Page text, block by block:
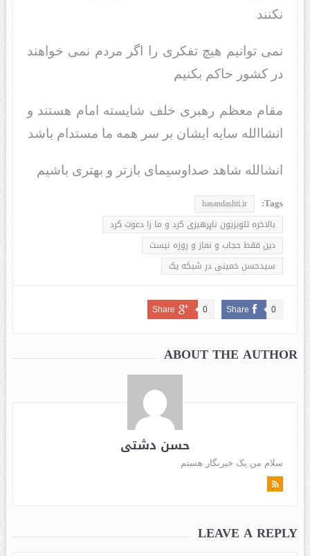
نکنند
نمی توانیم هیچ تفکری را اگر مردم نمی خواهند
در کشور حاکم بکنیم
مقام معظم رهبری خلف شایسته امام هستند و
انشاالله سایه ایشان بر سر همه ما مستدام باشد
انشالله شاهد صداوسیمای بازتر و بهتری باشیم
Tags:
hasandashti.ir
بالاخره تلویزیون ناپرهیزی کرد و ما را دعوت کرد
دين فقط حجاب و نماز و روزه نيست
سیدحسن خمینی در شبکه یک
Share 0
Share 0
ABOUT THE AUTHOR
حسن دشتی
سلام من یک خبرنگار هستم
LEAVE A REPLY